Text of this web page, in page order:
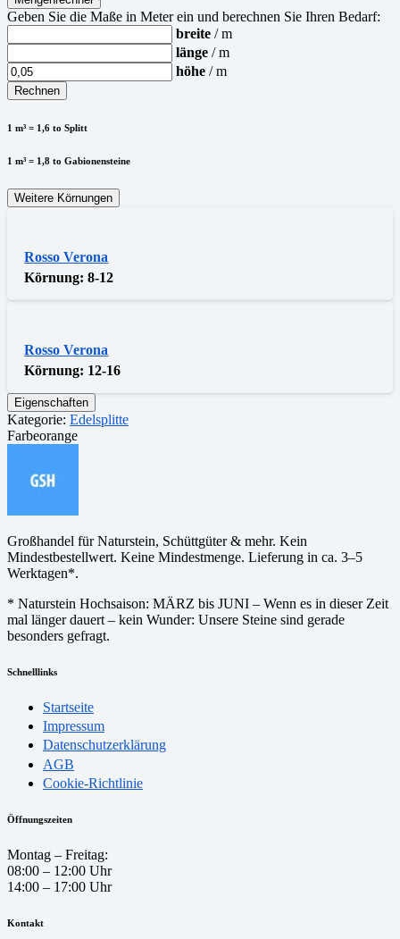
Geben Sie die Maße in Meter ein und berechnen Sie Ihren Bedarf:
breite / m
länge / m
höhe / m
Rechnen
1 m³ = 1,6 to Splitt
1 m³ = 1,8 to Gabionensteine
Weitere Körnungen
Rosso Verona
Körnung:8-12
Rosso Verona
Körnung: 12-16
Eigenschaften
Kategorie: Edelsplitte
Farbeorange
Großhandel für Naturstein, Schüttgüter & mehr. Kein
Mindestbestellwert. Keine Mindestmenge. Lieferung in ca. 3–5
Werktagen*.
* Naturstein Hochsaison: MÄRZ bis JUNI – Wenn es in dieser Zeit
mal länger dauert – kein Wunder: Unsere Steine sind gerade
besonders gefragt.
Schnelllinks
Startseite
Impressum
Datenschutzerklärung
AGB
Cookie-Richtlinie
Öffnungszeiten
Montag – Freitag:
08:00 – 12:00 Uhr
14:00 – 17:00 Uhr
Kontakt